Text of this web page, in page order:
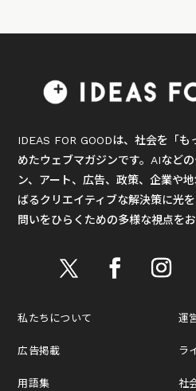
IDEAS FOR GOODは、社会を「
めたウェブマガジンです。AIなど
ン、アート、広告、政策、企業や
ばるクリエイティブな解決策に光
問いをひらくための多様な視点をお
私たちについて
広告掲載
用語集
運
ラ
社